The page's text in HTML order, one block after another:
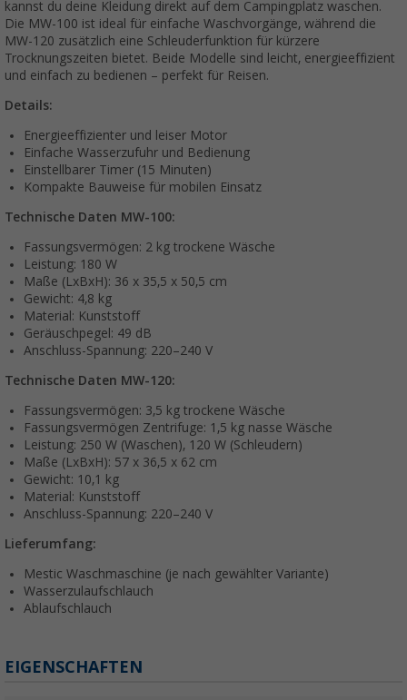
kannst du deine Kleidung direkt auf dem Campingplatz waschen.
Die MW-100 ist ideal für einfache Waschvorgänge, während die
MW-120 zusätzlich eine Schleuderfunktion für kürzere
Trocknungszeiten bietet. Beide Modelle sind leicht, energieeffizient
und einfach zu bedienen – perfekt für Reisen.
Details:
Energieeffizienter und leiser Motor
Einfache Wasserzufuhr und Bedienung
Einstellbarer Timer (15 Minuten)
Kompakte Bauweise für mobilen Einsatz
Technische Daten MW-100:
Fassungsvermögen: 2 kg trockene Wäsche
Leistung: 180 W
Maße (LxBxH): 36 x 35,5 x 50,5 cm
Gewicht: 4,8 kg
Material: Kunststoff
Geräuschpegel: 49 dB
Anschluss-Spannung: 220–240 V
Technische Daten MW-120:
Fassungsvermögen: 3,5 kg trockene Wäsche
Fassungsvermögen Zentrifuge: 1,5 kg nasse Wäsche
Leistung: 250 W (Waschen), 120 W (Schleudern)
Maße (LxBxH): 57 x 36,5 x 62 cm
Gewicht: 10,1 kg
Material: Kunststoff
Anschluss-Spannung: 220–240 V
Lieferumfang:
Mestic Waschmaschine (je nach gewählter Variante)
Wasserzulaufschlauch
Ablaufschlauch
EIGENSCHAFTEN